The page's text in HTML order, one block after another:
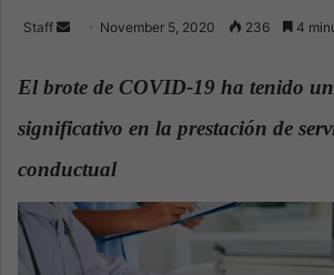
Staff
n
a
m
a
November 5, 2020 236 4
El brote de COVID-19 ha tenido
significativo en la prestación de
conductual